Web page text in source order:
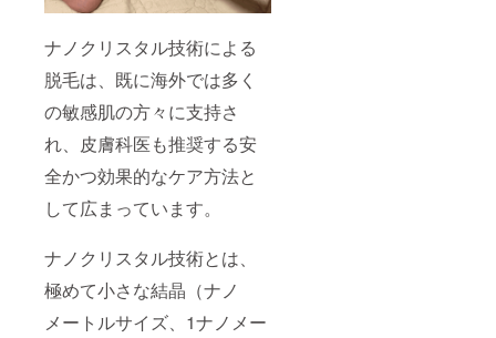
ナノクリスタル技術による
脱毛は、既に海外では多く
の敏感肌の方々に支持さ
れ、皮膚科医も推奨する安
全かつ効果的なケア方法と
して広まっています。
ナノクリスタル技術とは、
極めて小さな結晶（ナノ
メートルサイズ、1ナノメー